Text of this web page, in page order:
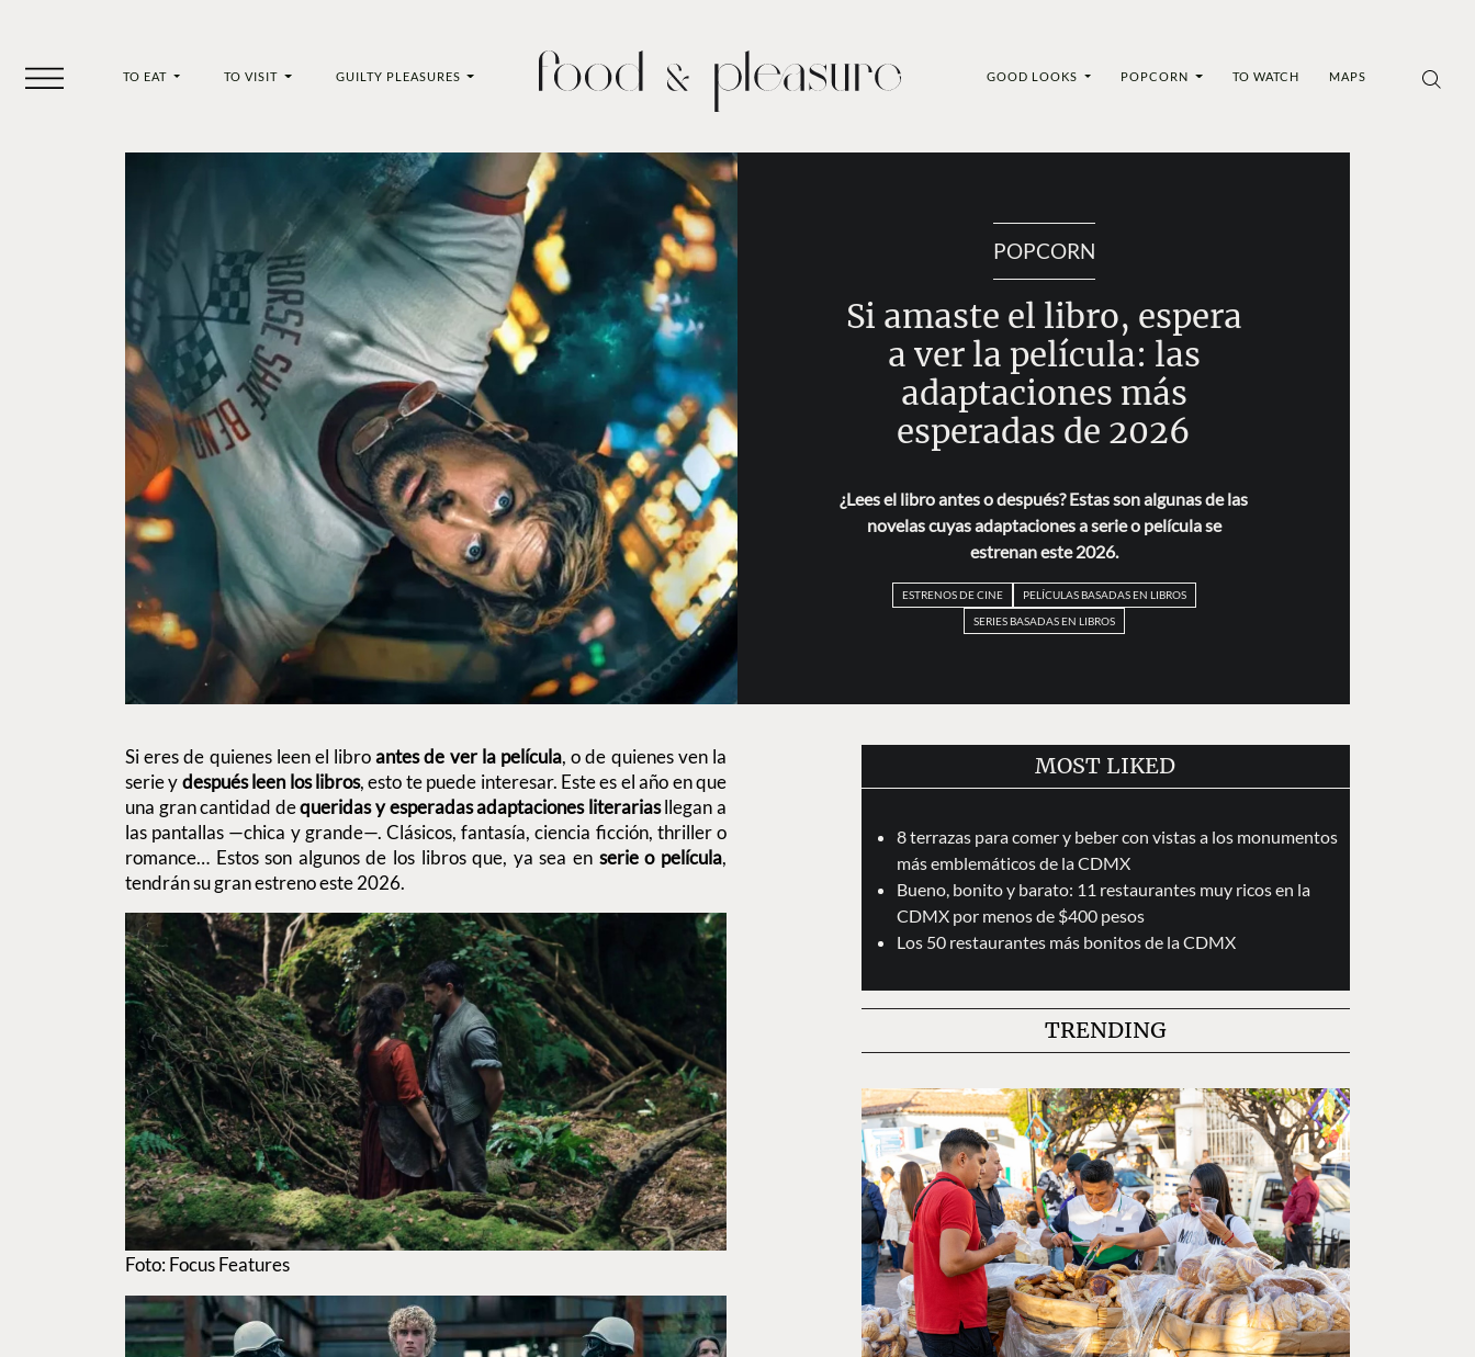
TO EAT TO VISIT GUILTY PLEASURES GOOD LOOKS POPCORN TO WATCH MAPS
POPCORN
Si amaste el libro, espera
a ver la película: las
adaptaciones más
esperadas de 2026
¿Lees el libro antes o después? Estas son algunas de las
novelas cuyas adaptaciones a serie o película se
estrenan este 2026.
ESTRENOS DE CINE
PELÍCULAS BASADAS EN LIBROS
SERIES BASADAS EN LIBROS
Si eres de quienes leen el libroantes de ver la película, o de quienes ven la
serie ydespués leen los libros, esto te puede interesar. Este es el año en que
una gran cantidad dequeridas y esperadas adaptaciones literariasllegan a
las pantallas —chica y grande—. Clásicos, fantasía, ciencia ficción, thriller o
romance… Estos son algunos de los libros que, ya sea en serie o película,
tendrán su gran estreno este 2026.
Foto: Focus Features
MOST LIKED
8 terrazas para comer y beber con vistas a los monumentos
más emblemáticos de la CDMX
Bueno, bonito y barato: 11 restaurantes muy ricos en la
CDMX por menos de $400 pesos
Los 50 restaurantes más bonitos de la CDMX
TRENDING